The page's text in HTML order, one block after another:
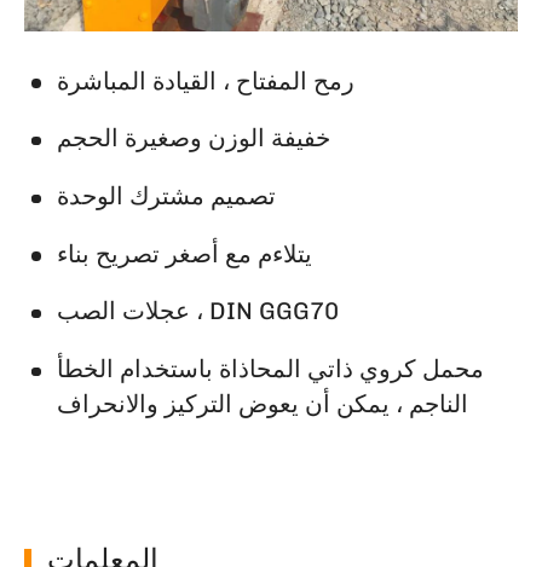
رمح المفتاح ، القيادة المباشرة
خفيفة الوزن وصغيرة الحجم
تصميم مشترك الوحدة
يتلاءم مع أصغر تصريح بناء
عجلات الصب ، DIN GGG70
محمل كروي ذاتي المحاذاة باستخدام الخطأ
الناجم ، يمكن أن يعوض التركيز والانحراف
المعلمات